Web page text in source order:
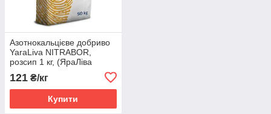
Азотнокальцієве добриво
YaraLiva NITRABOR,
розсип 1 кг, (ЯраЛіва
18.3-0.3) для ґрунтового
внесення
121 ₴/кг
Купити